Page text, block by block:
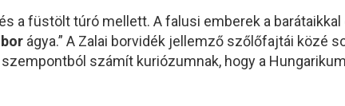
a füstölt túró mellett. A falusi emberek a
borágya.” A Zalai borvidék jellemző szőlőfajtái közé
szempontból számít kuriózumnak, hogy a